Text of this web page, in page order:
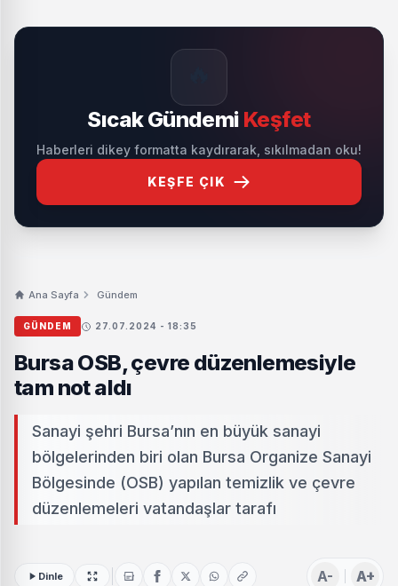
Sıcak Gündemi Keşfet
Haberleri dikey formatta kaydırarak, sıkılmadan oku!
KEŞFE ÇIK
Ana Sayfa Gündem
GÜNDEM 27.07.2024 - 18:35
Bursa OSB, çevre düzenlemesiyle
tam not aldı
Sanayi şehri Bursa’nın en büyük sanayi
bölgelerinden biri olan Bursa Organize Sanayi
Bölgesinde (OSB) yapılan temizlik ve çevre
düzenlemeleri vatandaşlar tarafı
Dinle A- A+